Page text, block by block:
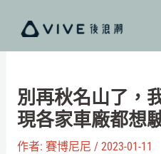
主
別再秋名山了，
現各家車廠都想
作者: 賽博尼尼 / 2023-01-11